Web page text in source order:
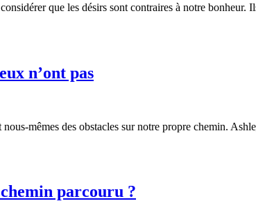
que les désirs sont contraires à notre
n’ont pas
mêmes des obstacles sur notre propre chemin.
parcouru ?